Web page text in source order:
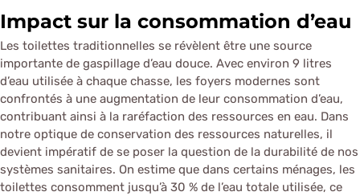
Impact sur la consommation d’eau
Les toilettes traditionnelles se révèlent être une source
importante de gaspillage d’eau douce. Avec environ 9 litres
d’eau utilisée à chaque chasse, les foyers modernes sont
confrontés à une augmentation de leur consommation d’eau,
contribuant ainsi à la raréfaction des ressources en eau. Dans
notre optique de conservation des ressources naturelles, il
devient impératif de se poser la question de la durabilité de nos
systèmes sanitaires. On estime que dans certains ménages, les
toilettes consomment jusqu’à 30 % de l’eau totale utilisée, ce